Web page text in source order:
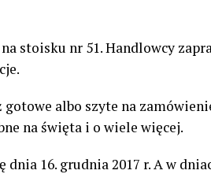
stoisku nr 51. Handlowcy
albo szyte na
na święta i o wiele więcej.
16. grudnia 2017 r. A w